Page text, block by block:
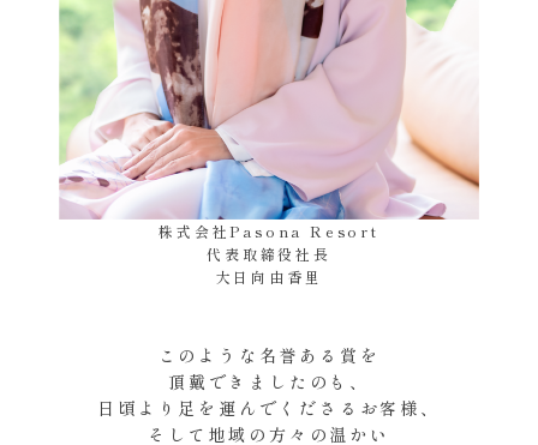
株式会社Pasona Resort
代表取締役社長
大日向由香里
このような名誉ある賞を
頂戴できましたのも、
日頃より足を運んでくださるお客様、
そして地域の方々の温かい